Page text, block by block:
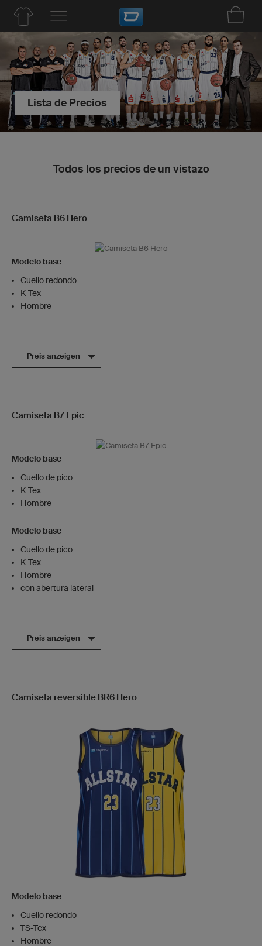
Lista de Precios
Todos los precios de un vistazo
Camiseta B6 Hero
Modelo base
Cuello redondo
K-Tex
Hombre
Preis anzeigen
Camiseta B7 Epic
Modelo base
Cuello de pico
K-Tex
Hombre
Modelo base
Cuello de pico
K-Tex
Hombre
con abertura lateral
Preis anzeigen
Camiseta reversible BR6 Hero
Modelo base
Cuello redondo
TS-Tex
Hombre